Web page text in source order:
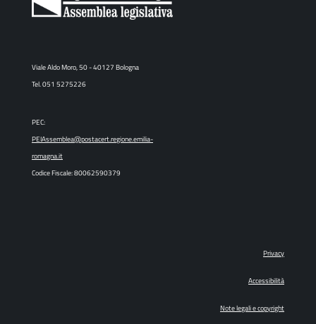
Viale Aldo Moro, 50 - 40127 Bologna
Tel. 051 5275226
PEC:
PEIAssemblea@postacert.regione.emilia-
romagna.it
Codice Fiscale: 80062590379
Privacy
Accessibilità
Note legali e copyright